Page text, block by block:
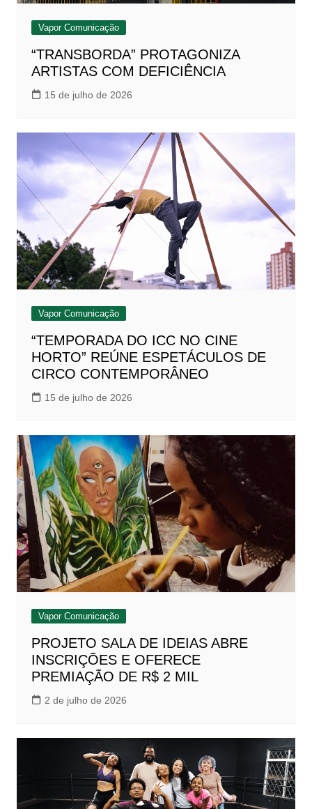
Vapor Comunicação
“TRANSBORDA” PROTAGONIZA
ARTISTAS COM DEFICIÊNCIA
15 de julho de 2026
Vapor Comunicação
“TEMPORADA DO ICC NO CINE
HORTO” REÚNE ESPETÁCULOS DE
CIRCO CONTEMPORÂNEO
15 de julho de 2026
Vapor Comunicação
PROJETO SALA DE IDEIAS ABRE
INSCRIÇÕES E OFERECE
PREMIAÇÃO DE R$ 2 MIL
2 de julho de 2026